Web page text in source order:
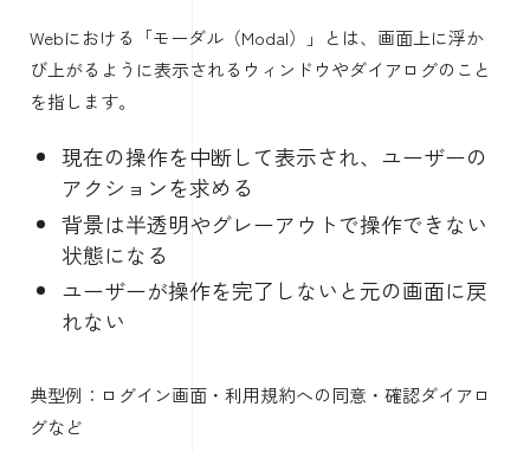
Webにおける「モーダル（Modal）」とは、画面上に浮か
び上がるように表示されるウィンドウやダイアログのこと
を指します。
現在の操作を中断して表示され、ユーザーの
アクションを求める
背景は半透明やグレーアウトで操作できない
状態になる
ユーザーが操作を完了しないと元の画面に戻
れない
典型例：ログイン画面・利用規約への同意・確認ダイアロ
グなど